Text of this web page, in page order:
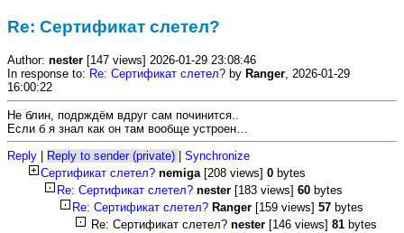
Re: Сертификат слетел?
Author: nester [147 views] 2026-01-29 23:08:46
In response to: Re: Сертификат слетел? by Ranger, 2026-01-29
16:00:22
Не блин, подрждём вдруг сам починится..
Если б я знал как он там вообще устроен…
Reply Reply to sender (private)
Synchronize
Сертификат слетел?nemiga [208 views]0 bytes
Re: Сертификат слетел? nester[183 views] 60bytes
Re: Сертификат слетел? Ranger[159 views] 57bytes
Re: Сертификат слетел?nester [146 views]81 bytes